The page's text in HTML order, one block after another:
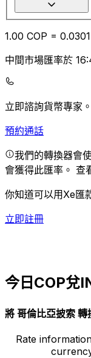
1.00 COP = 0.03
中間市場匯率於
立即諮詢貨幣專家。
預約通話
我們的轉換器會
會獲得此匯率。 查
你知道可以用Xe匯
立即註冊
今日COP兌
將 哥倫比亞披索 轉
Rate